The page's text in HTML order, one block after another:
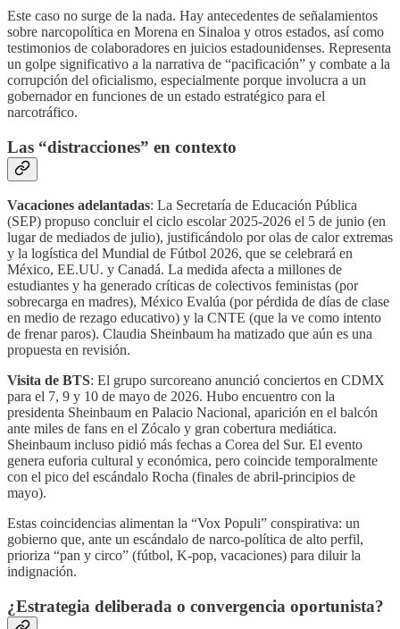
Este caso no surge de la nada. Hay antecedentes de señalamientos
sobre narcopolítica en Morena en Sinaloa y otros estados, así como
testimonios de colaboradores en juicios estadounidenses. Representa
un golpe significativo a la narrativa de “pacificación” y combate a la
corrupción del oficialismo, especialmente porque involucra a un
gobernador en funciones de un estado estratégico para el
narcotráfico.
Las “distracciones” en contexto
Vacaciones adelantadas: La Secretaría de Educación Pública
(SEP) propuso concluir el ciclo escolar 2025-2026 el 5 de junio (en
lugar de mediados de julio), justificándolo por olas de calor extremas
y la logística del Mundial de Fútbol 2026, que se celebrará en
México, EE.UU. y Canadá. La medida afecta a millones de
estudiantes y ha generado críticas de colectivos feministas (por
sobrecarga en madres), México Evalúa (por pérdida de días de clase
en medio de rezago educativo) y la CNTE (que la ve como intento
de frenar paros). Claudia Sheinbaum ha matizado que aún es una
propuesta en revisión.
Visita de BTS: El grupo surcoreano anunció conciertos en CDMX
para el 7, 9 y 10 de mayo de 2026. Hubo encuentro con la
presidenta Sheinbaum en Palacio Nacional, aparición en el balcón
ante miles de fans en el Zócalo y gran cobertura mediática.
Sheinbaum incluso pidió más fechas a Corea del Sur. El evento
genera euforia cultural y económica, pero coincide temporalmente
con el pico del escándalo Rocha (finales de abril-principios de
mayo).
Estas coincidencias alimentan la “Vox Populi” conspirativa: un
gobierno que, ante un escándalo de narco-política de alto perfil,
prioriza “pan y circo” (fútbol, K-pop, vacaciones) para diluir la
indignación.
¿Estrategia deliberada o convergencia oportunista?